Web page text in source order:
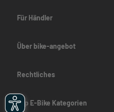
Für Händler
Über bike-angebot
Rechtliches
Top E-Bike Kategorien